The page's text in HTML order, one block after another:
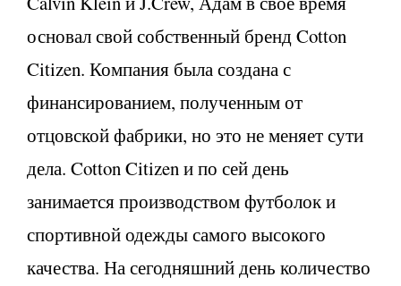
основал свой собственный бренд Cotton
Citizen. Компания была создана с
финансированием, полученным от
отцовской фабрики, но это не меняет сути
дела. Cotton Citizen и по сей день
занимается производством футболок и
спортивной одежды самого высокого
качества. На сегодняшний день количество